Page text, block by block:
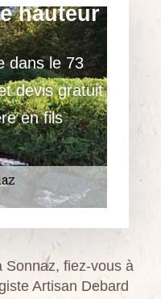
hauteur
dans le 73
devis gratuit
en fils
Sonnaz, fiez-vous à
Artisan Debard